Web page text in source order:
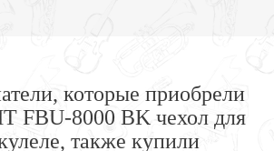
которые приобрели
FBU-8000 BK чехол для
также купили